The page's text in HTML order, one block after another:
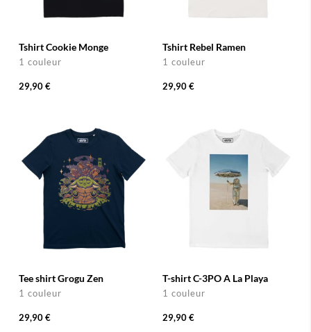
Tshirt Cookie Monge
1 couleur
29,90 €
Tshirt Rebel Ramen
1 couleur
29,90 €
Tee shirt Grogu Zen
1 couleur
29,90 €
T-shirt C-3PO A La Playa
1 couleur
29,90 €